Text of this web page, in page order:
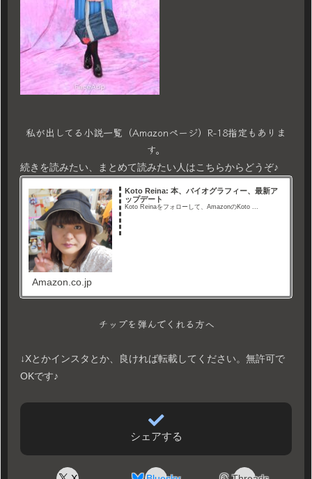
私が出してる小説一覧（Amazonページ）R-18指定もありま
す。
続きを読みたい、まとめて読みたい人はこちらからどうぞ♪
Koto Reina: 本、バイオグラフィー、最新ア
ップデート
Koto Reinaをフォローして、AmazonのKoto ...
Amazon.co.jp
チップを弾んでくれる方へ
↓Xとかインスタとか、良ければ転載してください。無許可で
OKです♪
シェアする